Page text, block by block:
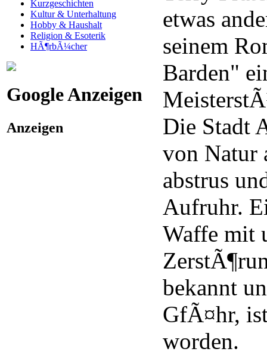
Kurzgeschichten
Kultur & Unterhaltung
Hobby & Haushalt
Religion & Esoterik
HÃ¶rbÃ¼cher
Google Anzeigen
Anzeigen
etwas
seinem
Barden"
Die Stadt
von Natur
abstrus
Aufruhr.
Waffe mit
bekannt
GfÃ¤hr,
worden.